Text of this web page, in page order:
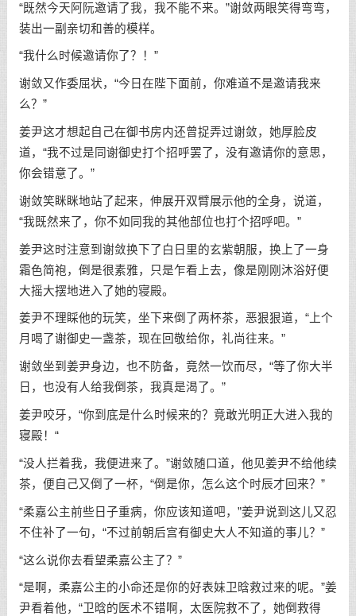
“既然今天阿阮邀请了我，我不能不来。”谢敛两眼笑得弯弯，
装出一副亲切和善的模样。
“我什么时候邀请你了？！”
谢敛又作委屈状，“今日在陛下面前，你难道不是邀请我来
么？”
姜尹这才想起自己在御书房内还曾捉弄过谢敛，她厚脸皮
道，“我不过是同谢御史打个招呼罢了，没有邀请你的意思，
你会错意了。”
谢敛笑眯眯地站了起来，伸展开双臂展示他的全身，说道，
“我既然来了，你不如同我的其他部位也打个招呼吧。”
姜尹这时注意到谢敛换下了白日里的玄紫朝服，换上了一身
霜色简袍，倒是很素雅，只是乍看上去，像是刚刚沐浴好便
大摇大摆地进入了她的寝殿。
姜尹不理睬他的玩笑，坐下来倒了两杯茶，恶狠狠道，“上个
月喝了谢御史一盏茶，现在回敬给你，礼尚往来。”
谢敛坐到姜尹身边，也不防备，竟然一饮而尽，“等了你大半
日，也没有人给我倒茶，我真是渴了。”
姜尹咬牙，“你到底是什么时候来的？竟敢光明正大进入我的
寝殿！“
“没人拦着我，我便进来了。”谢敛随口道，他见姜尹不给他续
茶，便自己又倒了一杯，“倒是你，怎么这个时辰才回来？”
“柔嘉公主前些日子重病，你应该知道吧，”姜尹说到这儿又忍
不住补了一句，“不过前朝后宫有御史大人不知道的事儿？”
“这么说你去看望柔嘉公主了？”
“是啊，柔嘉公主的小命还是你的好表妹卫晗救过来的呢。”姜
尹看着他，“卫晗的医术不错啊，太医院救不了，她倒救得